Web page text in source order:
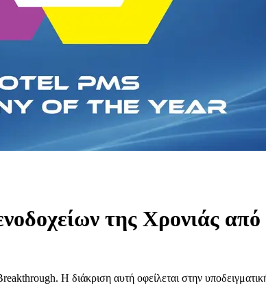
της Χρονιάς
Η διάκριση αυτή οφείλεται στην